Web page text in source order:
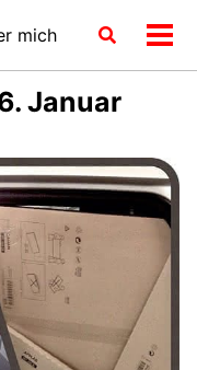
mich
Toggle
Januar